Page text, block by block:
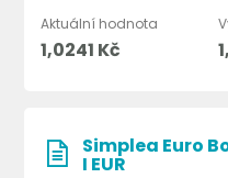
Aktuální hodnota
1,0241 Kč
Simplea Euro
I EUR